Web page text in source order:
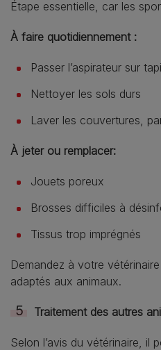
Étape essentielle, car les
À faire quotidiennement :
Passer l’aspirateur sur
Nettoyer les sols durs
Laver les couvertures,
À jeter ou remplacer:
Jouets poreux
Brosses difficiles à
Tissus trop imprégnés
Demandez à votre
adaptés aux animaux.
Traitement des autres
Selon l’avis du vétérinaire, il